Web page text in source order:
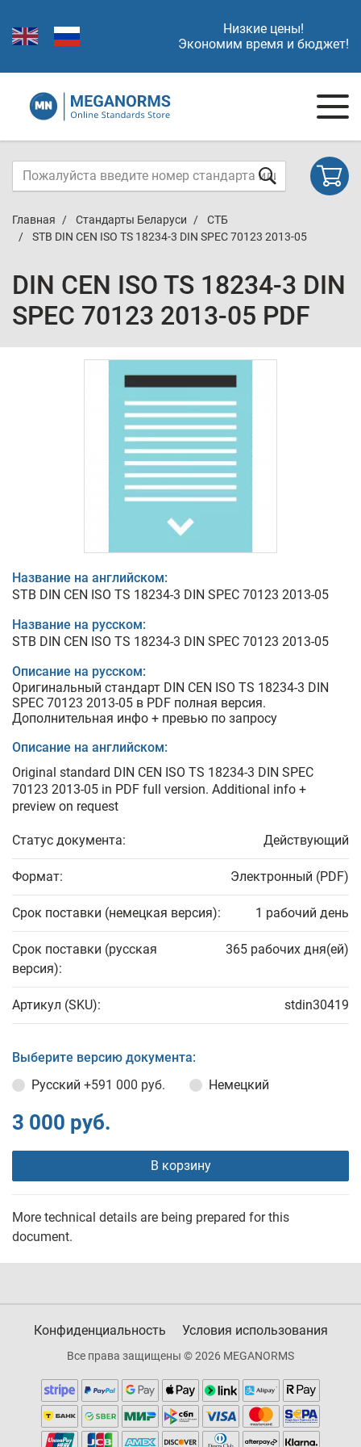
Низкие цены!
Экономим время и бюджет!
Главная Стандарты Беларуси
СТБ
STB DIN CEN ISO TS 18234-3 DIN SPEC 70123 2013-05
DIN CEN ISO TS 18234-3 DIN
SPEC 70123 2013-05 PDF
Название на английском:
STB DIN CEN ISO TS 18234-3 DIN SPEC 70123 2013-05
Название на русском:
STB DIN CEN ISO TS 18234-3 DIN SPEC 70123 2013-05
Описание на русском:
Оригинальный стандарт DIN CEN ISO TS 18234-3 DIN
SPEC 70123 2013-05 в PDF полная версия.
Дополнительная инфо + превью по запросу
Описание на английском:
Original standard DIN CEN ISO TS 18234-3 DIN SPEC
70123 2013-05 in PDF full version. Additional info +
preview on request
Статус документа: Действующий
Формат: Электронный (PDF)
Срок поставки (немецкая версия): 1 рабочий день
Срок поставки (русская
версия):
365 рабочих дня(ей)
Артикул (SKU): stdin30419
Выберите версию документа:
Русский +591 000 руб. Немецкий
3 000 руб.
В корзину
More technical details are being prepared for this
document.
Конфиденциальность Условия использования
Все права защищены © 2026 MEGANORMS